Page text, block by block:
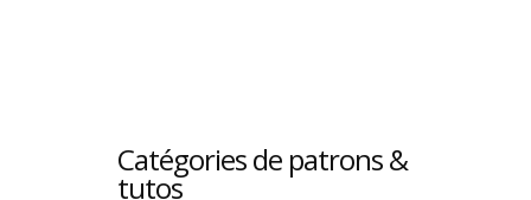
Catégories de patrons &
tutos